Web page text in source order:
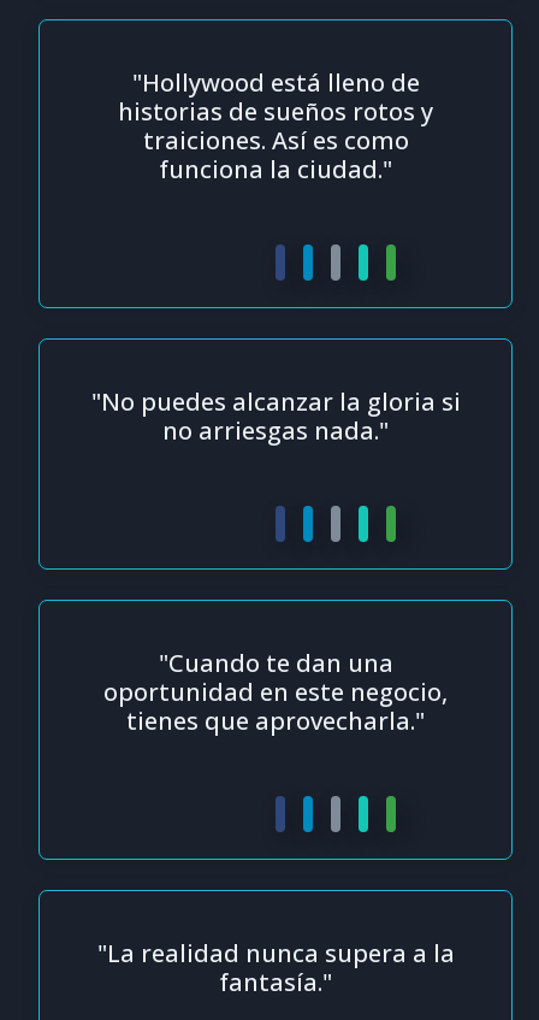
"Hollywood está lleno de
historias de sueños rotos y
traiciones. Así es como
funciona la ciudad."
"No puedes alcanzar la gloria si
no arriesgas nada."
"Cuando te dan una
oportunidad en este negocio,
tienes que aprovecharla."
"La realidad nunca supera a la
fantasía."